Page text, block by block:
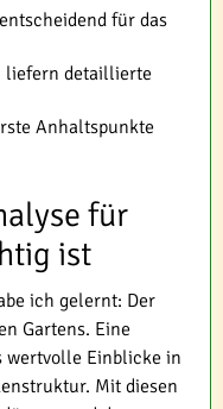
für das
liefern detaillierte
Anhaltspunkte
für
ist
ich gelernt: Der
Gartens. Eine
wertvolle Einblicke in
Mit diesen